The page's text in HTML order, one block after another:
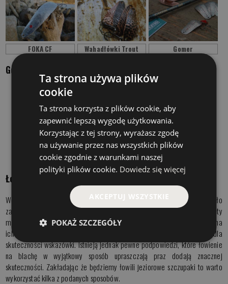
FOKA CF Wahadłówki Trout Gomer
Gdzie łowić na wahadłówkę
podwodne górki,
podmycia brzegów,
łąki podwodnej roślinności,
przelewy, wlewy, zwary
głębokie spadki tuż za pasem roślinności,
głębokie blaty jeziorowe.
Łowienie na blachę sposoby i wskazówki
Wędkarze bardzo często oczekują recepty na to aby łowienie na blachę było
zarówno przyjemne oraz oczywiście skuteczne. Wahadłówki jako przynęty
maja ogromne i wyjątkowo uniwersalne zastosowanie. Trudo ze względu na
ich wyjątkowo szeroki obszar zastosowania wskazać kluczowe dla
skuteczności wskazówki. Istnieją jednak pewne podpowiedzi, które łowienie
na blachę w wyjątkowy sposób upraszczają praz dodają znacznej
skuteczności. Zakładając że będziemy łowili jeziorowe szczupaki to warto
wykorzystać kilka z podanych sposobów.
Ta strona używa plików
cookie
Ta strona korzysta z plików cookie, aby
zapewnić lepszą wygodę użytkowania.
Korzystając z tej strony, wyrażasz zgodę
na używanie przez nas wszystkich plików
cookie zgodnie z warunkami naszej
polityki plików cookie. Dowiedz się więcej
AKCEPTUJ WSZYSTKIE
POKAŻ SZCZEGÓŁY